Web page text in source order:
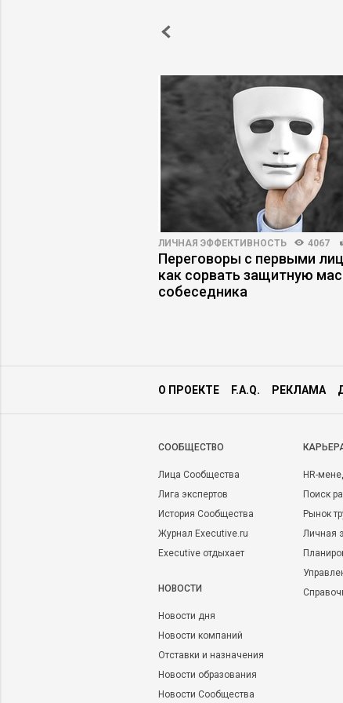
ЛИЧНАЯ ЭФФЕКТИВНОСТЬ 4067
Переговоры с первыми
как сорвать защитную
собеседника
О ПРОЕКТЕ F.A.Q. РЕКЛАМА
CООБЩЕСТВО
Лица Сообщества
Лига экспертов
История Сообщества
Журнал Executive.ru
Executive отдыхает
НОВОСТИ
Новости дня
Новости компаний
Отставки и назначения
Новости образования
Новости Сообщества
HR-
Поиск
Рынок
Личная